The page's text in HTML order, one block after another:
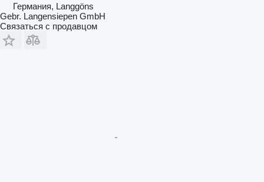
Германия, Langgöns
Gebr. Langensiepen GmbH
Связаться с продавцом